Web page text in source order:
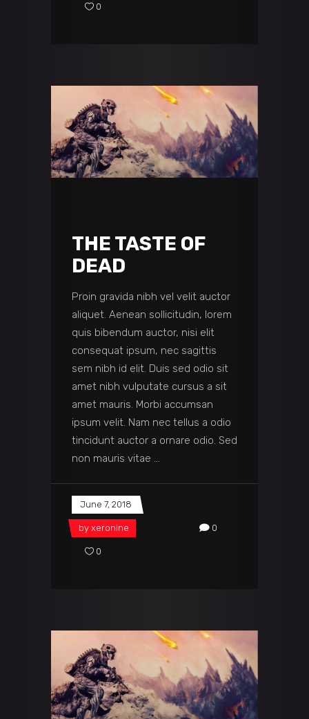
0
THE TASTE OF
DEAD
Proin gravida nibh vel velit auctor
aliquet. Aenean sollicitudin, lorem
quis bibendum auctor, nisi elit
consequat ipsum, nec sagittis
sem nibh id elit. Duis sed odio sit
amet nibh vulputate cursus a sit
amet mauris. Morbi accumsan
ipsum velit. Nam nec tellus a odio
tincidunt auctor a ornare odio. Sed
non mauris vitae
June 7, 2018
by xeronine 0
0